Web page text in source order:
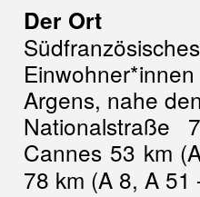
Der Ort
Argens, nahe
Cannes 53 km
78 km (A 8, A